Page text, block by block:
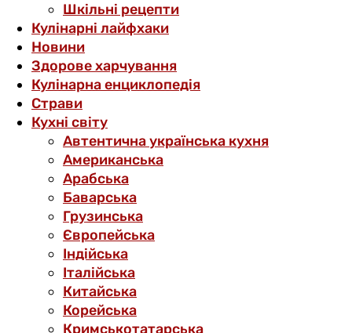
Шкільні рецепти
Кулінарні лайфхаки
Новини
Здорове харчування
Кулінарна енциклопедія
Страви
Кухні світу
Автентична українська кухня
Американська
Арабська
Баварська
Грузинська
Європейська
Індійська
Італійська
Китайська
Корейська
Кримськотатарська